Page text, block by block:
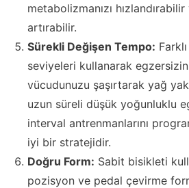
metabolizmanızı hızlandırabilir
artırabilir.
Sürekli Değişen Tempo:
seviyeleri kullanarak
vücudunuzu şaşırtarak yağ
uzun süreli düşük yoğunluklu
interval antrenmanlarını
iyi bir stratejidir.
Doğru Form: Sabit bisikleti
pozisyon ve pedal çevirme